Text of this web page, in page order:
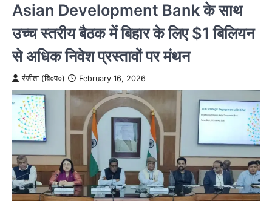
Asian Development Bank के साथ
उच्च स्तरीय बैठक में बिहार के लिए $1 बिलियन
से अधिक निवेश प्रस्तावों पर मंथन
रंजीता (बि०प०) February 16, 2026